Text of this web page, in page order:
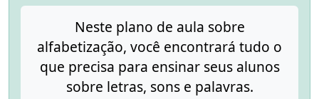
Neste plano de aula sobre
alfabetização, você encontrará tudo o
que precisa para ensinar seus alunos
sobre letras, sons e palavras.